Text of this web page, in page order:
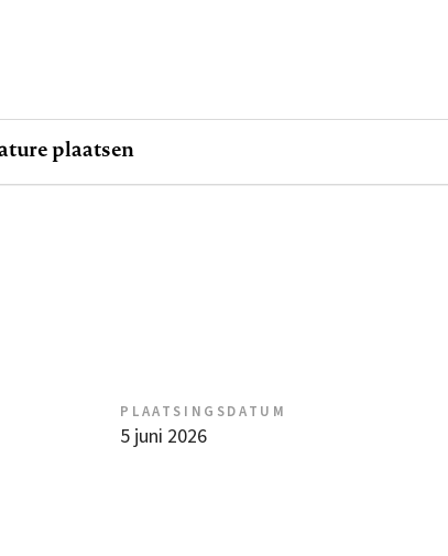
plaatsen
PLAATSINGSDATUM
5 juni 2026